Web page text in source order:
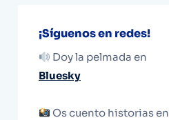
¡Síguenos en redes!
Doy la pelmada en
Bluesky
Os cuento historias en